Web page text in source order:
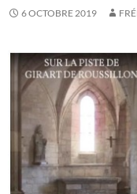
6 OCTOBRE 2019